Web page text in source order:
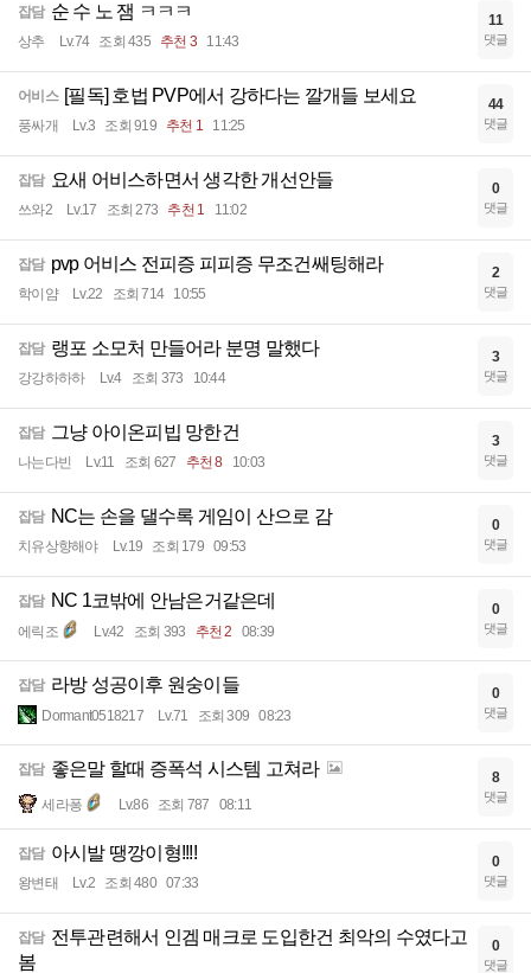
잡담 순 수 노 잼 ㅋㅋㅋ
상추 Lv.74 조회 435 추천 3 11:43
11
댓글
어비스 [필독] 호법 PVP에서 강하다는 깔개들 보세요
풍싸개 Lv.3 조회 919 추천 1 11:25
44
댓글
잡담 요새 어비스하면서 생각한 개선안들
쓰와2 Lv.17 조회 273 추천 1 11:02
0
댓글
잡담 pvp 어비스 전피증 피피증 무조건쌔팅해라
학이얌 Lv.22 조회 714 10:55
2
댓글
잡담 랭포 소모처 만들어라 분명 말했다
강강하하하 Lv.4 조회 373 10:44
3
댓글
잡담 그냥 아이온피빕 망한건
나는다빈 Lv.11 조회 627 추천 8 10:03
3
댓글
잡담 NC는 손을 댈수록 게임이 산으로 감
치유상향해야 Lv.19 조회 179 09:53
0
댓글
잡담 NC 1코밖에 안남은거같은데
에릭조 Lv.42 조회 393 추천 2 08:39
0
댓글
잡담 라방 성공이후 원숭이들
Dormant0518217 Lv.71 조회 309 08:23
0
댓글
잡담 좋은말 할때 증폭석 시스템 고쳐라
세라퐁 Lv.86 조회 787 08:11
8
댓글
잡담 아시발 땡깡이형!!!!
왕변태 Lv.2 조회 480 07:33
0
댓글
잡담 전투관련해서 인겜 매크로 도입한건 최악의 수였다고
봄
0
댓글